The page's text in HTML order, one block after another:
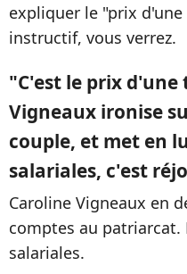
expliquer le "prix d'une
instructif, vous verrez.
"C'est le prix
Vigneaux ironise
couple, et met en
salariales, c'est
Caroline Vigneaux en
comptes au patriarcat.
salariales.